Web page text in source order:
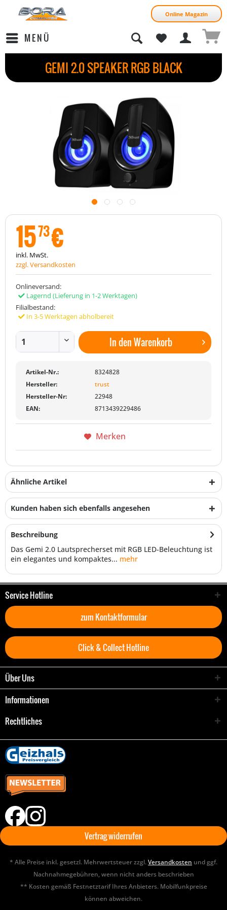
Online Magazin
MENÜ
GEMI 2.0 SPEAKER RGB BLACK
1573€
inkl. MwSt.
zzgl. Versandkosten
Onlineversand:
Lagernd (Lieferung in 1-2 Werktagen)
Filialbestand:
In 3-5 Werktagen abholbereit
In denWarenkorb
Artikel-Nr.:
8324828
Hersteller:
trust
Hersteller-Nr:
22948
EAN:
8713439229486
Merken
Ähnliche Artikel
Kunden haben sich ebenfalls angesehen
Beschreibung
Das Gemi 2.0 Lautsprecherset mit RGB LED-Beleuchtung ist
ein elegantes und kompaktes... mehr
Service Hotline
zum Kontaktformular
Click & Collect Hotline
Über Uns
Informationen
Rechtliches
Vertrag widerrufen
* Alle Preise inkl. gesetzl. Mehrwertsteuer zzgl.Versandkosten und ggf.
Nachnahmegebühren, wenn nicht anders beschrieben
** Kosten gemäß Festnetztarif Ihres Anbieters. Mobilfunkpreise
können abweichen.